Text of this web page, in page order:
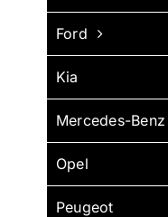
Ford
Kia
Mercedes-Benz
Opel
Peugeot